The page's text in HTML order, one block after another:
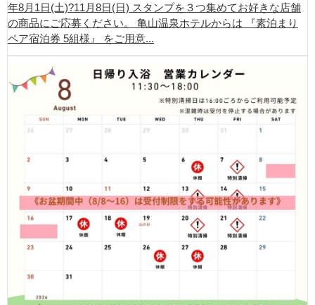
年8月1日(土)?11月8日(日) スタンプを３つ集めてお好きな店舗
の商品にご応募ください。 亀山温泉ホテルからは 『素泊まり
ペア宿泊券 5組様』 をご用意...